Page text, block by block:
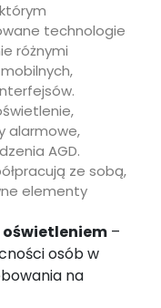
technologie
różnymi
alarmowe,
AGD.
ze sobą,
elementy
–
osób w
na